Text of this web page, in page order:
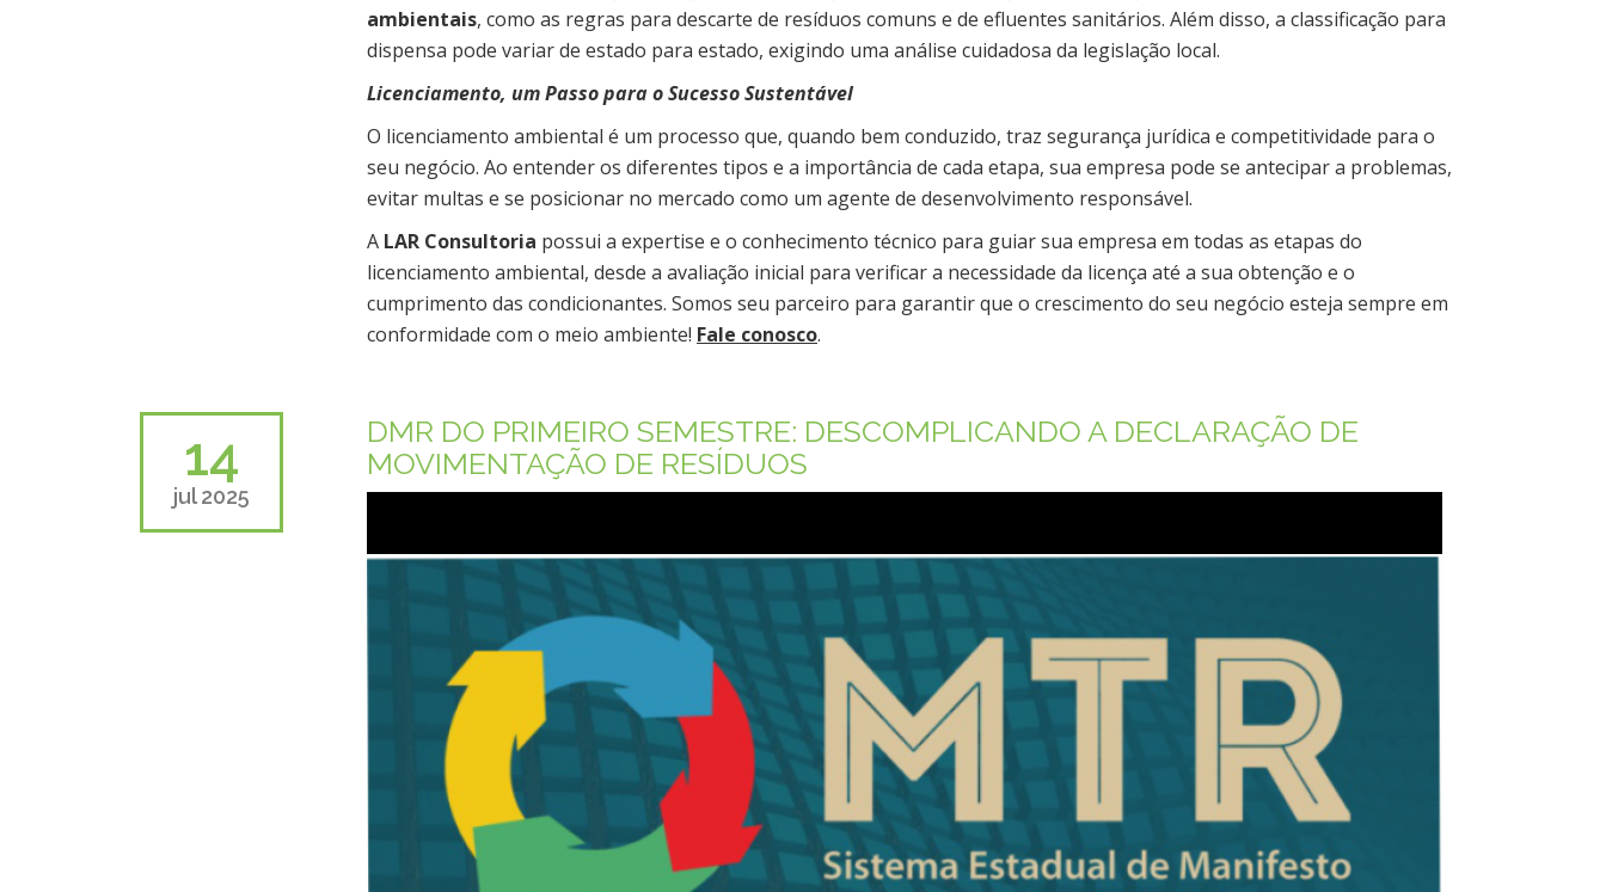
ambientais, como as regras para descarte de resíduos comuns e de efluentes sanitários. Além disso, a classificação para
dispensa pode variar de estado para estado, exigindo uma análise cuidadosa da legislação local.
Licenciamento, um Passo para o Sucesso Sustentável
O licenciamento ambiental é um processo que, quando bem conduzido, traz segurança jurídica e competitividade para o
seu negócio. Ao entender os diferentes tipos e a importância de cada etapa, sua empresa pode se antecipar a problemas,
evitar multas e se posicionar no mercado como um agente de desenvolvimento responsável.
A LAR Consultoria possui a expertise e o conhecimento técnico para guiar sua empresa em todas as etapas do
licenciamento ambiental, desde a avaliação inicial para verificar a necessidade da licença até a sua obtenção e o
cumprimento das condicionantes. Somos seu parceiro para garantir que o crescimento do seu negócio esteja sempre em
conformidade com o meio ambiente! Fale conosco.
14
jul 2025
DMR DO PRIMEIRO SEMESTRE: DESCOMPLICANDO A DECLARAÇÃO DE
MOVIMENTAÇÃO DE RESÍDUOS